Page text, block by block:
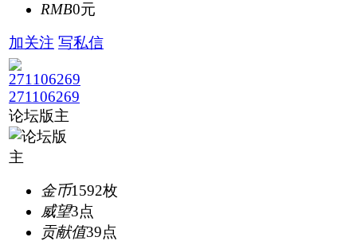
RMB0元
加关注 写私信
271106269
论坛版主
金币1592枚
威望3点
贡献值39点